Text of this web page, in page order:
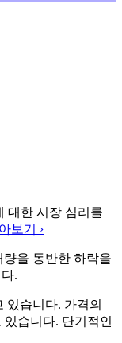
대한 시장 심리를
보기 ›
을 동반한 하락을
.
있습니다. 가격의
습니다. 단기적인